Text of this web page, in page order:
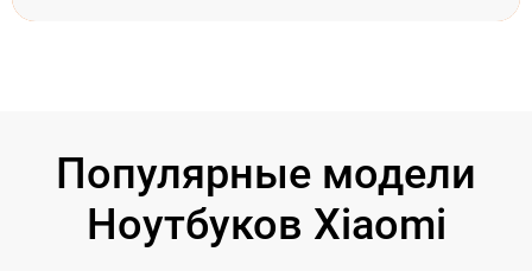
Популярные модели
Ноутбуков Xiaomi